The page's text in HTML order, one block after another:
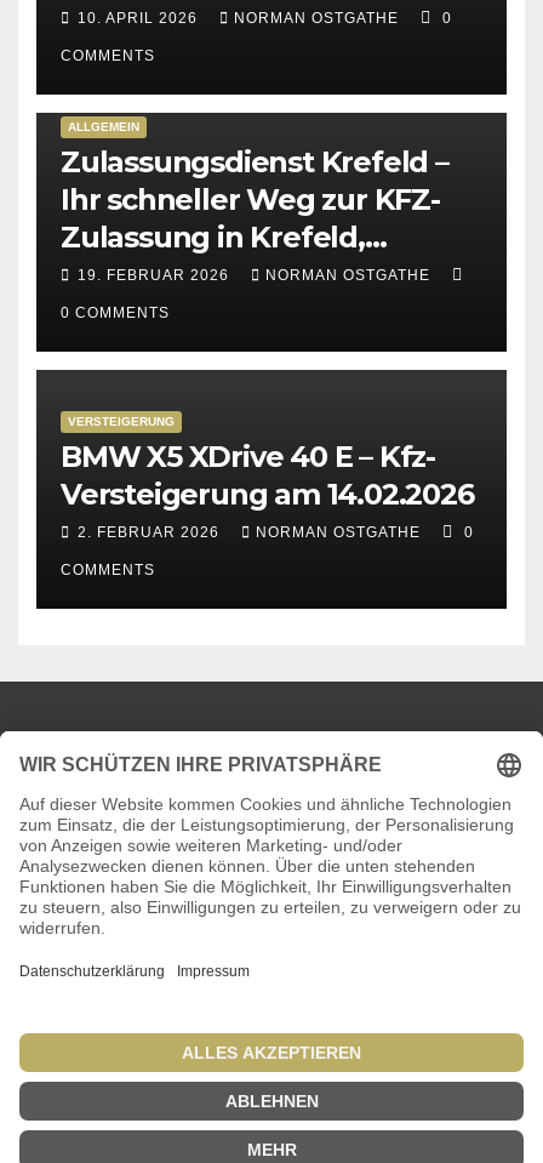
10. APRIL 2026 NORMAN OSTGATHE 0
COMMENTS
ALLGEMEIN
Zulassungsdienst Krefeld –
Ihr schneller Weg zur KFZ-
Zulassung in Krefeld,
Kempen & Viersen
19. FEBRUAR 2026 NORMAN OSTGATHE
0 COMMENTS
VERSTEIGERUNG
BMW X5 XDrive 40 E – Kfz-
Versteigerung am 14.02.2026
2. FEBRUAR 2026 NORMAN OSTGATHE 0
COMMENTS
News aus dem KFZ-Pfandleihhaus
© Copyright 2007 - 2025 dap - das Autopfand